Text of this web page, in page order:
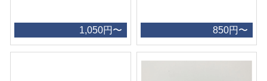
1,050円〜 850円〜